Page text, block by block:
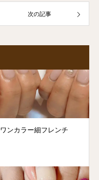
次の記事
ワンカラー細フレンチ